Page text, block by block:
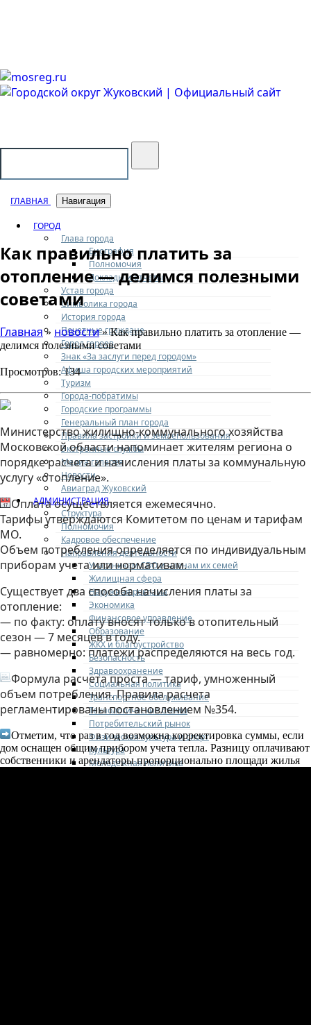
ГЛАВНАЯ Навигация
ГОРОД
Глава города
Биография
Полномочия
Доклады и отчеты
Устав города
Символика города
История города
Почетные граждане
Город героев
Знак «За заслуги перед городом»
Афиша городских мероприятий
Туризм
Города-побратимы
Городские программы
Генеральный план города
Правила застройки и землепользования
Экстренные службы
Медиа галерея
Новости
Авиаград Жуковский
АДМИНИСТРАЦИЯ
Структура
Полномочия
Кадровое обеспечение
Направления деятельности
Участникам СВО и членам их семей
Жилищная сфера
Наружная реклама
Экономика
Финансовое управление
Образование
ЖКХ и благоустройство
Безопасность
Здравоохранение
Социальная политика
Транспортное обслуживание
Технологические схемы
Потребительский рынок
Физическая культура и спорт
Культура
Молодежная политика
Как правильно платить за
отопление — делимся полезными
советами
Главная» новости» Как правильно платить за отопление —
делимся полезными советами
Просмотров: 134
Министерство жилищно-коммунального хозяйства
Московской области напоминает жителям региона о
порядке расчета и начисления платы за коммунальную
услугу «отопление».
Оплата осуществляется ежемесячно.
Тарифы утверждаются Комитетом по ценам и тарифам
МО.
Объем потребления определяется по индивидуальным
приборам учета или нормативам.
Существует два способа начисления платы за
отопление:
— по факту: оплату вносят только в отопительный
сезон — 7 месяцев в году.
— равномерно: платежи распределяются на весь год.
Формула расчета проста — тариф, умноженный
объем потребления. Правила расчета
регламентированы постановлением №354.
Отметим, что раз в год возможна корректировка суммы, если
дом оснащен общим прибором учета тепла. Разницу оплачивают
собственники и арендаторы пропорционально площади жилья